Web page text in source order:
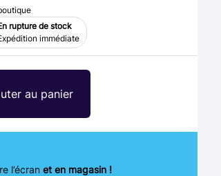
au panier
rupture de stock
immédiate
l’écran et en magasin !